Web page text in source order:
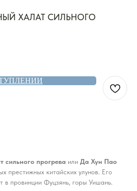
ХАЛАТ СИЛЬНОГО
сильного прогрева или Да Хун Пао
престижных китайских улунов. Его
провинции Фуцзянь, горы Уишань.